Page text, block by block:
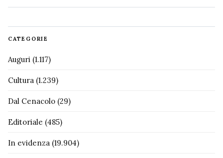
CATEGORIE
Auguri (1.117)
Cultura (1.239)
Dal Cenacolo (29)
Editoriale (485)
In evidenza (19.904)